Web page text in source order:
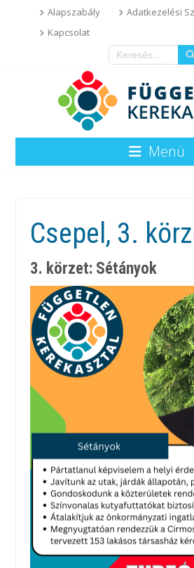
Alapszabály
Adatkezelési
Kapcsolat
Menü
Csepel, 3.
3. körzet: Sétányok